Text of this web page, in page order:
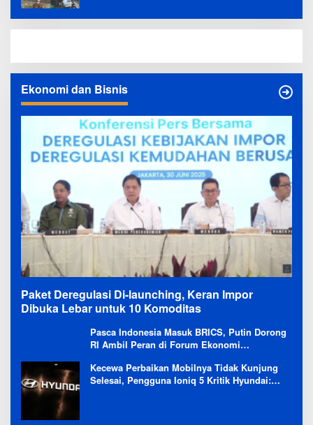
Ekonomi dan Bisnis
Paket Deregulasi Di-launching, Keran Impor
Dibuka Lebar untuk 10 Komoditas
Pasca Indonesia Masuk BRICS, Putin Dorong
RI Ambil Peran di Forum Ekonomi
Kecewa Perbaikan Mobilnya Tidak Kunjung
Selesai, Pengguna Ioniq 5 Kritik Hyundai: